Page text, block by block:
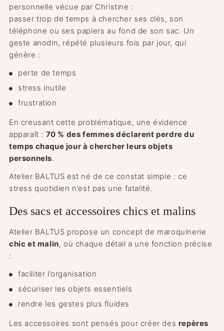
personnelle vécue par Christine :
passer trop de temps à chercher ses clés, son
téléphone ou ses papiers au fond de son sac. Un
geste anodin, répété plusieurs fois par jour, qui
génère :
perte de temps
stress inutile
frustration
En creusant cette problématique, une évidence
apparaît : 70 % des femmes déclarent perdre du
temps chaque jour à chercher leurs objets
personnels.
Atelier BALTUS est né de ce constat simple : ce
stress quotidien n’est pas une fatalité.
Des sacs et accessoires chics et malins
Atelier BALTUS propose un concept de maroquinerie
chic et malin, où chaque détail a une fonction précise
:
faciliter l’organisation
sécuriser les objets essentiels
rendre les gestes plus fluides
Les accessoires sont pensés pour créer des repères